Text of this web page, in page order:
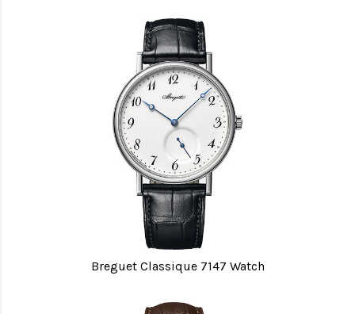
Breguet Classique 7147 Watch